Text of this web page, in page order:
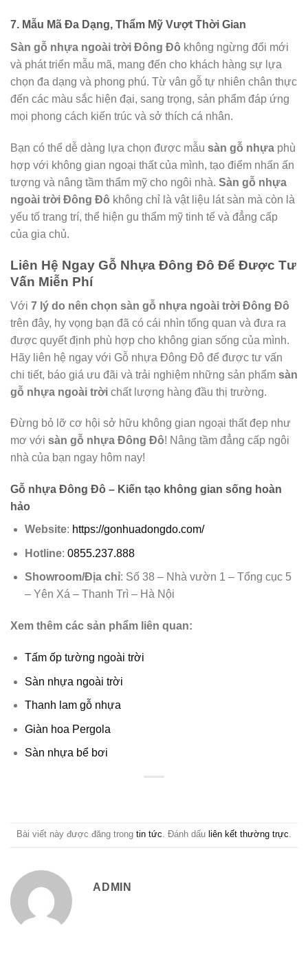
7. Mẫu Mã Đa Dạng, Thẩm Mỹ Vượt Thời Gian
Sàn gỗ nhựa ngoài trời Đông Đô không ngừng đổi mới
và phát triển mẫu mã, mang đến cho khách hàng sự lựa
chọn đa dạng và phong phú. Từ vân gỗ tự nhiên chân thực
đến các màu sắc hiện đại, sang trọng, sản phẩm đáp ứng
mọi phong cách kiến trúc và sở thích cá nhân.
Bạn có thể dễ dàng lựa chọn được mẫu sàn gỗ nhựa phù
hợp với không gian ngoại thất của mình, tạo điểm nhấn ấn
tượng và nâng tầm thẩm mỹ cho ngôi nhà. Sàn gỗ nhựa
ngoài trời Đông Đô không chỉ là vật liệu lát sàn mà còn là
yếu tố trang trí, thể hiện gu thẩm mỹ tinh tế và đẳng cấp
của gia chủ.
Liên Hệ Ngay Gỗ Nhựa Đông Đô Để Được Tư
Vấn Miễn Phí
Với 7 lý do nên chọn sàn gỗ nhựa ngoài trời Đông Đô
trên đây, hy vọng bạn đã có cái nhìn tổng quan và đưa ra
được quyết định phù hợp cho không gian sống của mình.
Hãy liên hệ ngay với Gỗ nhựa Đông Đô để được tư vấn
chi tiết, báo giá ưu đãi và trải nghiệm những sản phẩm sàn
gỗ nhựa ngoài trời chất lượng hàng đầu thị trường.
Đừng bỏ lỡ cơ hội sở hữu không gian ngoại thất đẹp như
mơ với sàn gỗ nhựa Đông Đô! Nâng tầm đẳng cấp ngôi
nhà của bạn ngay hôm nay!
Gỗ nhựa Đông Đô – Kiến tạo không gian sống hoàn
hảo
Website: https://gonhuadongdo.com/
Hotline: 0855.237.888
Showroom/Địa chỉ: Số 38 – Nhà vườn 1 – Tổng cục 5
– Yên Xá – Thanh Trì – Hà Nội
Xem thêm các sản phẩm liên quan:
Tấm ốp tường ngoài trời
Sàn nhựa ngoài trời
Thanh lam gỗ nhựa
Giàn hoa Pergola
Sàn nhựa bể bơi
Bài viết này được đăng trong tin tức. Đánh dấu liên kết thường trực.
ADMIN